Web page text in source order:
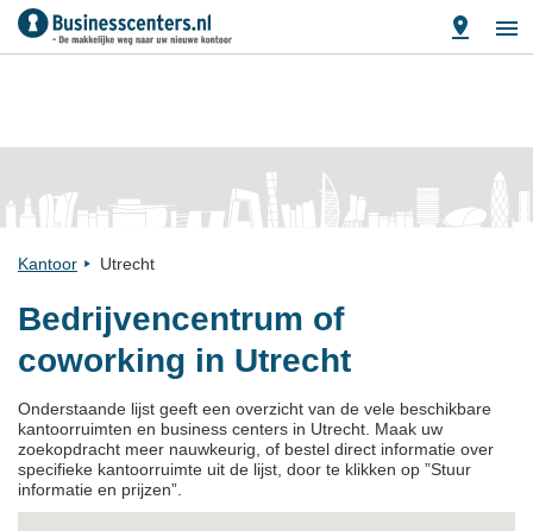
Kantoor Utrecht
Bedrijvencentrum of
coworking in Utrecht
Onderstaande lijst geeft een overzicht van de vele beschikbare
kantoorruimten en business centers in Utrecht. Maak uw
zoekopdracht meer nauwkeurig, of bestel direct informatie over
specifieke kantoorruimte uit de lijst, door te klikken op ”Stuur
informatie en prijzen”.